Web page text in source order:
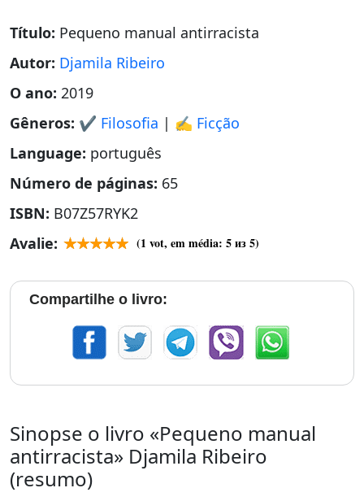
Título: Pequeno manual antirracista
Autor: Djamila Ribeiro
O ano: 2019
Gêneros: ✔️ Filosofia | ✍️ Ficção
Language: português
Número de páginas: 65
ISBN: B07Z57RYK2
Avalie:
(1 vot, em média: 5из 5)
Compartilhe o livro:
Sinopse o livro «Pequeno manual
antirracista» Djamila Ribeiro
(resumo)